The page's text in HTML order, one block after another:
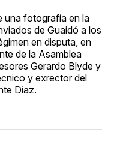
una fotografía en la
de Guaidó a los
en disputa, en
de la Asamblea
Gerardo Blyde y
y exrector del
Díaz.